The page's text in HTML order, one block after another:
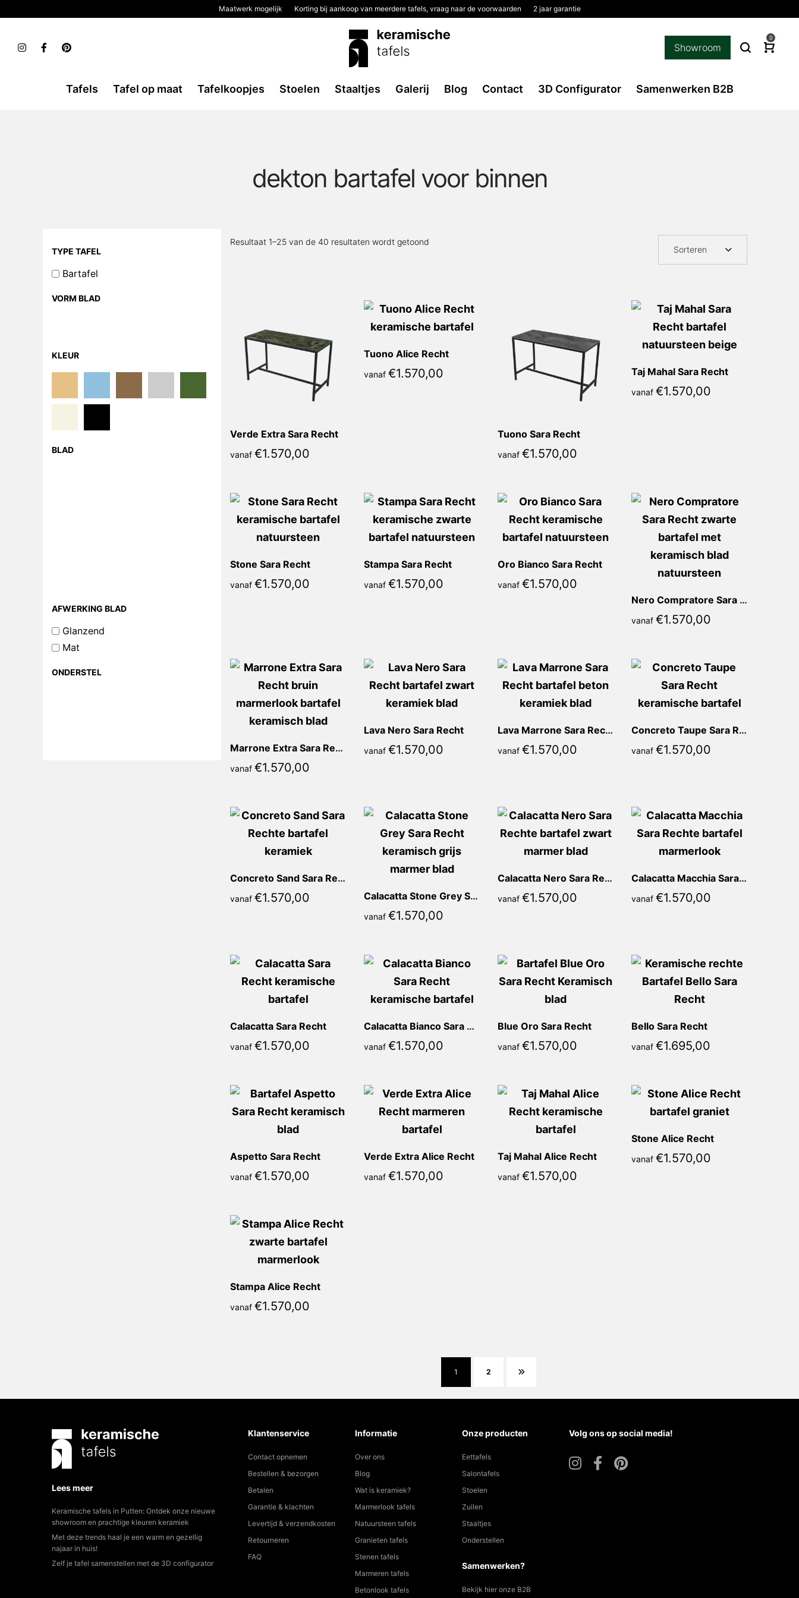
Maatwerk mogelijk Korting bij aankoop van meerdere tafels, vraag naar de voorwaarden 2 jaar garantie
Showroom
0
Tafels Tafel op maat Tafelkoopjes Stoelen Staaltjes Galerij Blog Contact 3D Configurator Samenwerken B2B
dekton bartafel voor binnen
Resultaat 1–25 van de 40 resultaten wordt getoond
Sorteren
Verde Extra Sara Recht
vanaf €1.570,00
Tuono Alice Recht
vanaf €1.570,00
Tuono Sara Recht
vanaf €1.570,00
Taj Mahal Sara Recht
vanaf €1.570,00
Stone Sara Recht
vanaf €1.570,00
Stampa Sara Recht
vanaf €1.570,00
Oro Bianco Sara Recht
vanaf €1.570,00
Nero Compratore Sara Recht
vanaf €1.570,00
Marrone Extra Sara Recht
vanaf €1.570,00
Lava Nero Sara Recht
vanaf €1.570,00
Lava Marrone Sara Recht
vanaf €1.570,00
Concreto Taupe Sara Recht
vanaf €1.570,00
Concreto Sand Sara Recht
vanaf €1.570,00 Calacatta Stone Grey Sara Recht
vanaf €1.570,00
Calacatta Nero Sara Recht
vanaf €1.570,00
Calacatta Macchia Sara Recht
vanaf €1.570,00
Calacatta Sara Recht
vanaf €1.570,00
Calacatta Bianco Sara Recht
vanaf €1.570,00
Blue Oro Sara Recht
vanaf €1.570,00
Bello Sara Recht
vanaf €1.695,00
Aspetto Sara Recht
vanaf €1.570,00
Verde Extra Alice Recht
vanaf €1.570,00
Taj Mahal Alice Recht
vanaf €1.570,00
Stone Alice Recht
vanaf €1.570,00
Stampa Alice Recht
vanaf €1.570,00
1 2
TYPE TAFEL
Bartafel
VORM BLAD
KLEUR
BLAD
AFWERKING BLAD
Glanzend
Mat
ONDERSTEL
Lees meer
Keramische tafels in Putten: Ontdek onze nieuwe
showroom en prachtige kleuren keramiek
Met deze trends haal je een warm en gezellig
najaar in huis!
Zelf je tafel samenstellen met de 3D configurator
Klantenservice
Contact opnemen
Bestellen & bezorgen
Betalen
Garantie & klachten
Levertijd & verzendkosten
Retourneren
FAQ
Informatie
Over ons
Blog
Wat is keramiek?
Marmerlook tafels
Natuursteen tafels
Granieten tafels
Stenen tafels
Marmeren tafels
Betonlook tafels
Onze producten
Eettafels
Salontafels
Stoelen
Zuilen
Staaltjes
Onderstellen
Samenwerken?
Bekijk hier onze B2B
Volg ons op social media!